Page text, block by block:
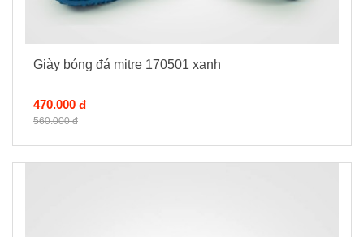
Giày bóng đá mitre 170501 xanh
470.000 đ
560.000 đ